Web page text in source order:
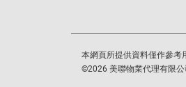
本網頁所提供資料僅作參考
©2026 美聯物業代理有限